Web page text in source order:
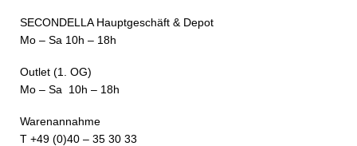
SECONDELLA Hauptgeschäft & Depot
Mo – Sa 10h – 18h
Outlet (1. OG)
Mo – Sa 10h – 18h
Warenannahme
T +49 (0)40 – 35 30 33